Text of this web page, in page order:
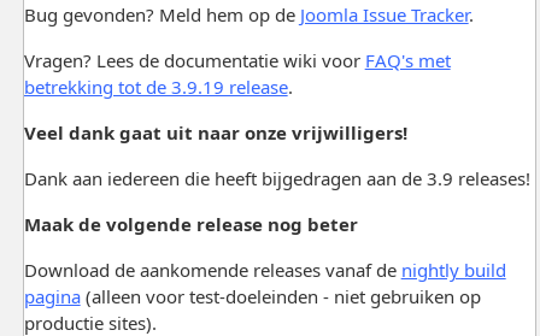
Bug gevonden? Meld hem op de Joomla Issue Tracker.
Vragen? Lees de documentatie wiki voor FAQ's met
betrekking tot de 3.9.19 release.
Veel dank gaat uit naar onze vrijwilligers!
Dank aan iedereen die heeft bijgedragen aan de 3.9 releases!
Maak de volgende release nog beter
Download de aankomende releases vanaf de nightly build
pagina(alleen voor test-doeleinden - niet gebruiken op
productie sites).